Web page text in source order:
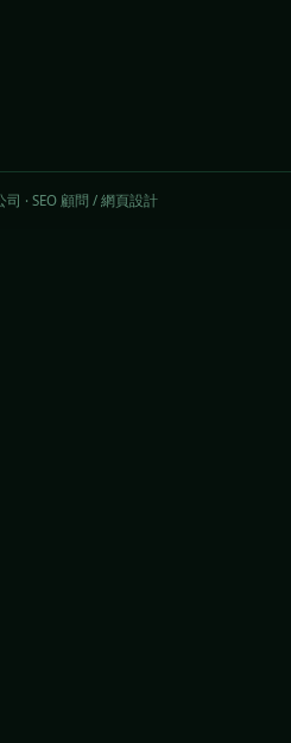
· SEO 顧問 / 網頁設計